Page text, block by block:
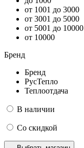
от 1001 до 3000
от 3001 до 5000
от 5001 до 10000
от 10000
Бренд
Бренд
РусТепло
Теплоотдача
В наличии
Со скидкой